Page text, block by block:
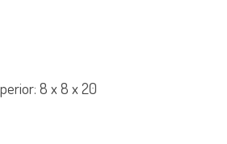
8 x 8 x 20